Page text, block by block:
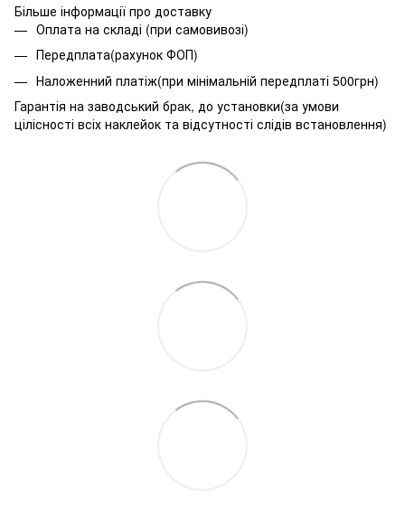
Більше інформації про доставку
Оплата на складі (при самовивозі)
Передплата(рахунок ФОП)
Наложенний платіж(при мінімальній передплаті 500грн)
Гарантія на заводський брак, до установки(за умови
цілісності всіх наклейок та відсутності слідів встановлення)